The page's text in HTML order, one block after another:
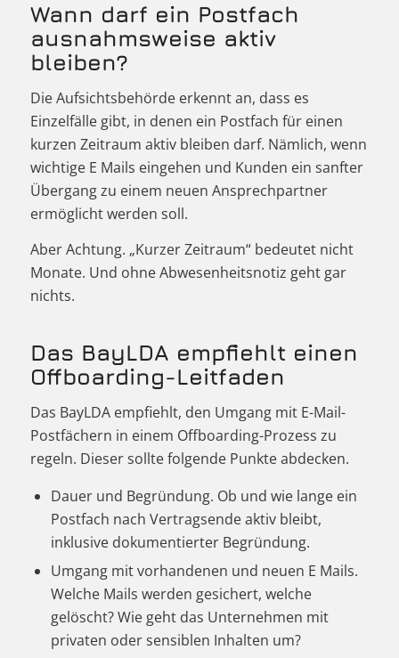
Wann darf ein Postfach
ausnahmsweise aktiv
bleiben?
Die Aufsichtsbehörde erkennt an, dass es
Einzelfälle gibt, in denen ein Postfach für einen
kurzen Zeitraum aktiv bleiben darf. Nämlich, wenn
wichtige E Mails eingehen und Kunden ein sanfter
Übergang zu einem neuen Ansprechpartner
ermöglicht werden soll.
Aber Achtung. „Kurzer Zeitraum“ bedeutet nicht
Monate. Und ohne Abwesenheitsnotiz geht gar
nichts.
Das BayLDA empfiehlt einen
Offboarding-Leitfaden
Das BayLDA empfiehlt, den Umgang mit E-Mail-
Postfächern in einem Offboarding-Prozess zu
regeln. Dieser sollte folgende Punkte abdecken.
Dauer und Begründung. Ob und wie lange ein
Postfach nach Vertragsende aktiv bleibt,
inklusive dokumentierter Begründung.
Umgang mit vorhandenen und neuen E Mails.
Welche Mails werden gesichert, welche
gelöscht? Wie geht das Unternehmen mit
privaten oder sensiblen Inhalten um?